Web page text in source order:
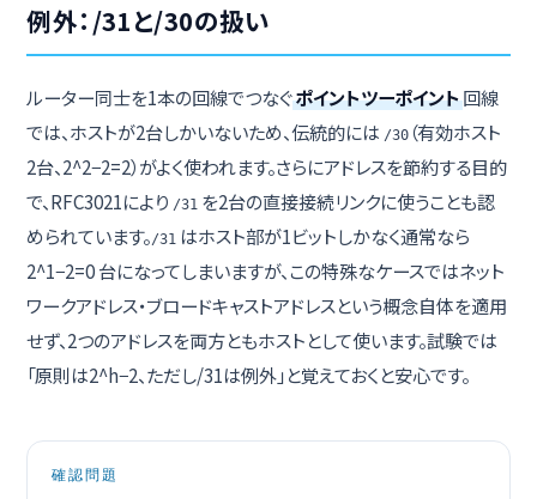
例外：/31と/30の扱い
ルーター同士を1本の回線でつなぐポイントツーポイント回線
では、ホストが2台しかいないため、伝統的には /30 （有効ホスト
2台、2^2−2=2）がよく使われます。さらにアドレスを節約する目的
で、RFC3021により /31 を2台の直接接続リンクに使うことも認
められています。/31 はホスト部が1ビットしかなく通常なら
2^1−2=0 台になってしまいますが、この特殊なケースではネット
ワークアドレス・ブロードキャストアドレスという概念自体を適用
せず、2つのアドレスを両方ともホストとして使います。試験では
「原則は2^h−2、ただし/31は例外」と覚えておくと安心です。
確認問題